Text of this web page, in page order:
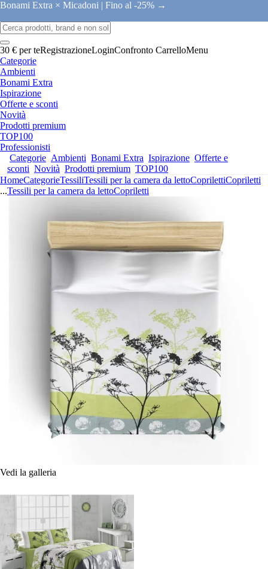
Bonami Extra × Micadoni | Fino al -25% →
30 € per teRegistrazioneLoginConfronto CarrelloMenu
Categorie
Ambienti
Bonami Extra
Ispirazione
Offerte e sconti
Novità
Prodotti premium
TOP100
Professionisti
Categorie Ambienti Bonami Extra Ispirazione Offerte e
sconti Novità Prodotti premium TOP100
HomeCategorieTessiliTessili per la camera da lettoCoprilettiCopriletti
...Tessili per la camera da lettoCopriletti
Vedi la galleria